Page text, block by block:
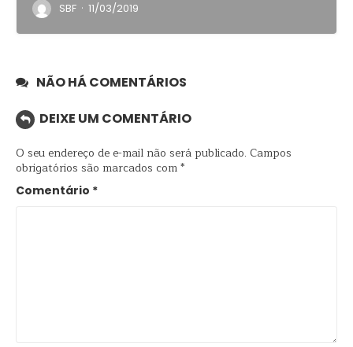
SBF · 11/03/2019
NÃO HÁ COMENTÁRIOS
DEIXE UM COMENTÁRIO
O seu endereço de e-mail não será publicado. Campos
obrigatórios são marcados com*
Comentário *